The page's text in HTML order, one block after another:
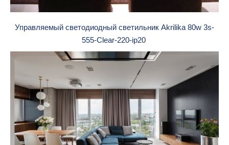
Управляемый светодиодный светильник Akrilika 80w 3s-
555-Clear-220-ip20